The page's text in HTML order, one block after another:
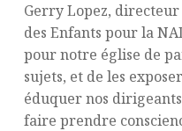
Gerry Lopez,
des Enfants pour la
pour notre église de
sujets, et de les
éduquer nos
faire prendre